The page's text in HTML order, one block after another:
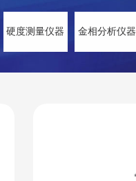
硬度测量仪器 金相分析仪器